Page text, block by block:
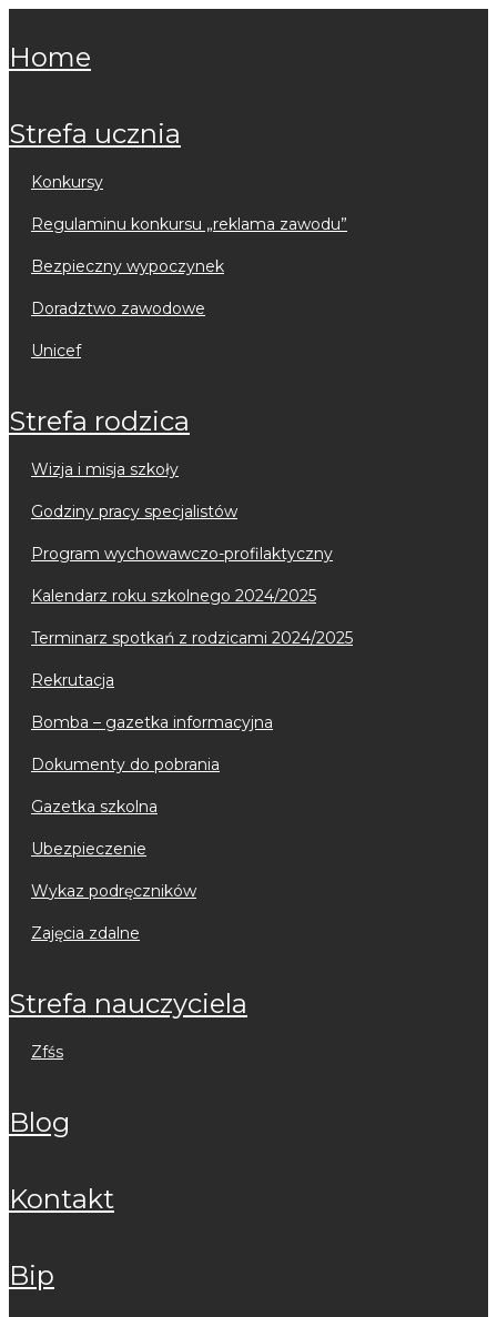
home
strefa ucznia
konkursy
regulaminu konkursu „reklama zawodu”
bezpieczny wypoczynek
doradztwo zawodowe
unicef
strefa rodzica
wizja i misja szkoły
godziny pracy specjalistów
program wychowawczo-profilaktyczny
kalendarz roku szkolnego 2024/2025
terminarz spotkań z rodzicami 2024/2025
rekrutacja
bomba – gazetka informacyjna
dokumenty do pobrania
gazetka szkolna
ubezpieczenie
wykaz podręczników
zajęcia zdalne
strefa nauczyciela
zfśs
blog
kontakt
bip